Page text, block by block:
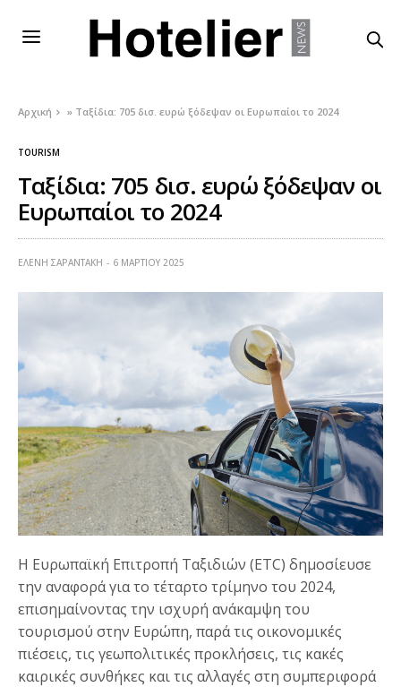
Αρχική » Ταξίδια: 705 δισ. ευρώ ξόδεψαν οι Ευρωπαίοι το 2024
TOURISM
Ταξίδια: 705 δισ. ευρώ ξόδεψαν οι
Ευρωπαίοι το 2024
ΕΛΕΝΗ ΣΑΡΑΝΤΑΚΗ 6 ΜΑΡΤΊΟΥ 2025
Η Ευρωπαϊκή Επιτροπή Ταξιδιών (ETC) δημοσίευσε
την αναφορά για το τέταρτο τρίμηνο του 2024,
επισημαίνοντας την ισχυρή ανάκαμψη του
τουρισμού στην Ευρώπη, παρά τις οικονομικές
πιέσεις, τις γεωπολιτικές προκλήσεις, τις κακές
καιρικές συνθήκες και τις αλλαγές στη συμπεριφορά